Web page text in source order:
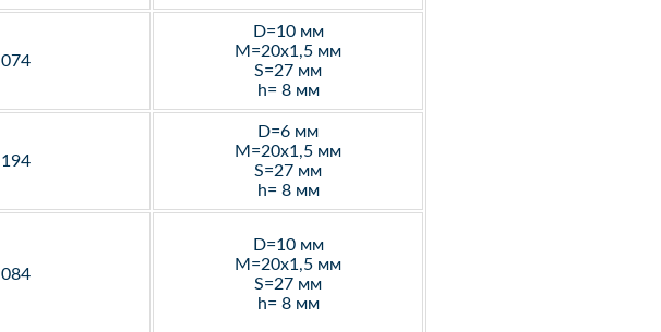
074
D=10 мм
M=20х1,5 мм
S=27 мм
h= 8 мм
194
D=6 мм
M=20х1,5 мм
S=27 мм
h= 8 мм
084
D=10 мм
M=20х1,5 мм
S=27 мм
h= 8 мм